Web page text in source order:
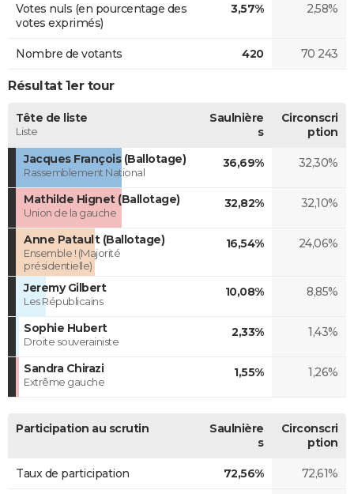
Votes nuls (en pourcentage des
votes exprimés)
3,57% 2,58%
Nombre de votants 420 70 243
Résultat 1er tour
Tête de liste
Liste
Saulnière
s
Circonscri
ption
Jacques François (Ballotage)
Rassemblement National
36,69% 32,30%
Mathilde Hignet (Ballotage)
Union de la gauche
32,82% 32,10%
Anne Patault (Ballotage)
Ensemble ! (Majorité
présidentielle)
16,54% 24,06%
Jeremy Gilbert
Les Républicains
10,08% 8,85%
Sophie Hubert
Droite souverainiste
2,33% 1,43%
Sandra Chirazi
Extrême gauche
1,55% 1,26%
Participation au scrutin
Saulnière
s
Circonscri
ption
Taux de participation 72,56% 72,61%